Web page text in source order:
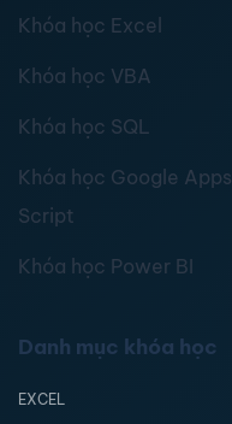
Khóa học Excel
Khóa học VBA
Khóa học SQL
Khóa học Google Apps
Script
Khóa học Power BI
Danh mục khóa học
EXCEL